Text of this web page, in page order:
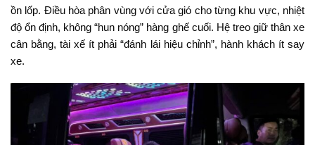
ồn lốp. Điều hòa phân vùng với cửa gió cho từng khu vực, nhiệt
độ ổn định, không “hun nóng” hàng ghế cuối. Hệ treo giữ thân xe
cân bằng, tài xế ít phải “đánh lái hiệu chỉnh”, hành khách ít say
xe.